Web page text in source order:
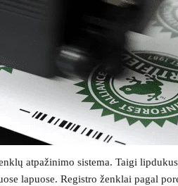
atpažinimo sistema. Taigi
lapuose. Registro ženklai pagal